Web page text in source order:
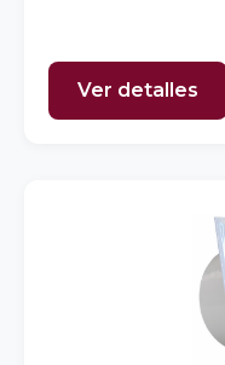
Ver detalles